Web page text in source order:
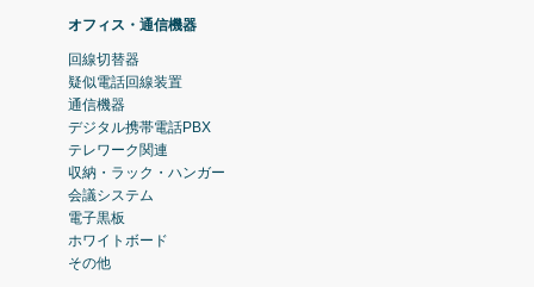
オフィス・通信機器
回線切替器
疑似電話回線装置
通信機器
デジタル携帯電話PBX
テレワーク関連
収納・ラック・ハンガー
会議システム
電子黒板
ホワイトボード
その他